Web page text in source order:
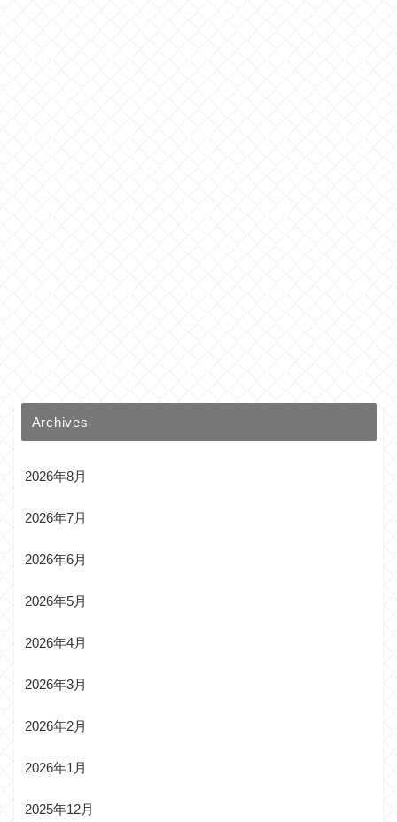
Archives
2026年8月
2026年7月
2026年6月
2026年5月
2026年4月
2026年3月
2026年2月
2026年1月
2025年12月